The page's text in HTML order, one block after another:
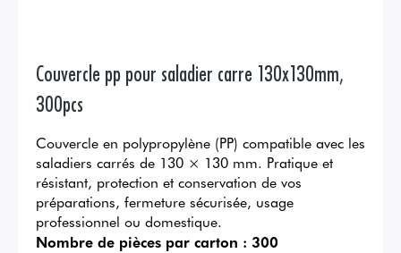
Couvercle pp pour saladier carre 130x130mm,
300pcs
Couvercle en polypropylène (PP) compatible avec les
saladiers carrés de 130 × 130 mm. Pratique et
résistant, protection et conservation de vos
préparations, fermeture sécurisée, usage
professionnel ou domestique.
Nombre de pièces par carton : 300